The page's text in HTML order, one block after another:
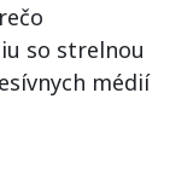
so strelnou
médií